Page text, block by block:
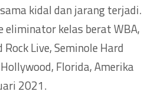
kidal dan jarang terjadi.
eliminator kelas berat WBA,
Live, Seminole Hard
Florida, Amerika
2021.